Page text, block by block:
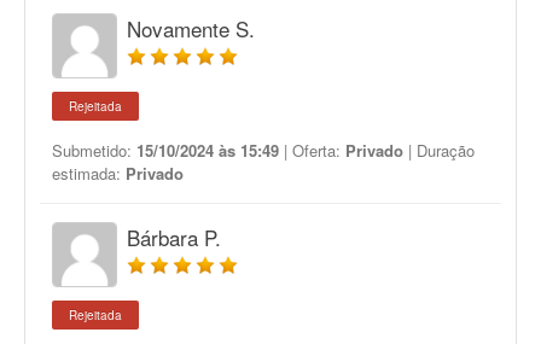
Novamente S.
Rejeitada
Submetido: 15/10/2024 às 15:49 | Oferta: Privado | Duração
estimada: Privado
Bárbara P.
Rejeitada